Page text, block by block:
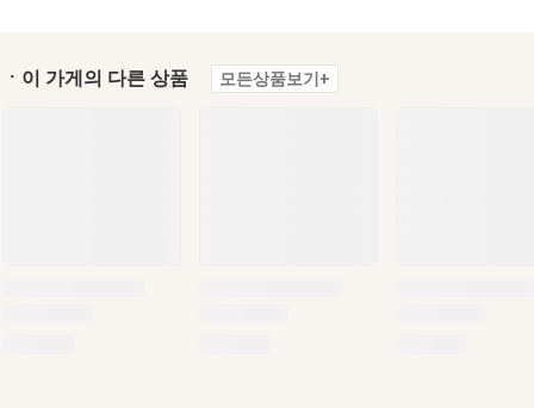
ㆍ이 가게의 다른 상품 모든상품보기+